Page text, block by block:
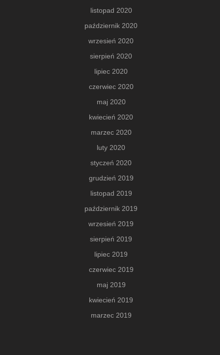
listopad 2020
październik 2020
wrzesień 2020
sierpień 2020
lipiec 2020
czerwiec 2020
maj 2020
kwiecień 2020
marzec 2020
luty 2020
styczeń 2020
grudzień 2019
listopad 2019
październik 2019
wrzesień 2019
sierpień 2019
lipiec 2019
czerwiec 2019
maj 2019
kwiecień 2019
marzec 2019